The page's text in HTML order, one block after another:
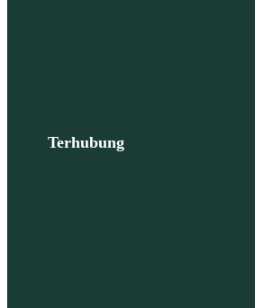
Terhubung